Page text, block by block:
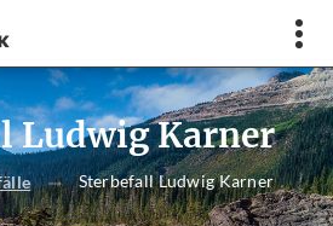
Ludwig Karner
Sterbefall Ludwig Karner